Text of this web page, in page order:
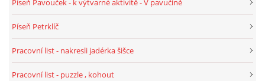
MIKULÁŠ, ČERTI
Píseň Pavouček - k výtvarné aktivitě - V pavučině
Píseň Petrklíč
Pracovní list - nakresli jadérka šišce
Pracovní list - puzzle , kohout